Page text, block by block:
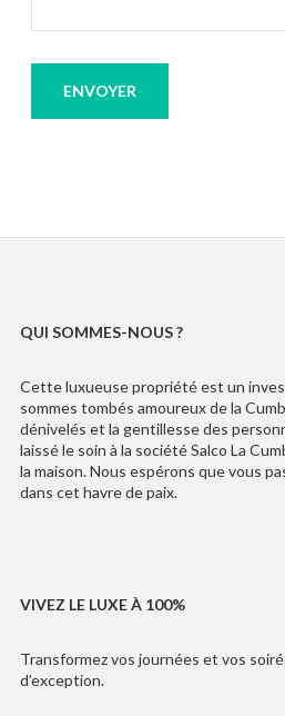
QUI SOMMES-NOUS ?
Cette luxueuse propriété est un
sommes tombés amoureux de la
dénivelés et la gentillesse des
laissé le soin à la société Salco La
la maison. Nous espérons que vous
dans cet havre de paix.
VIVEZ LE LUXE À 100%
Transformez vos journées et vos
d’exception.